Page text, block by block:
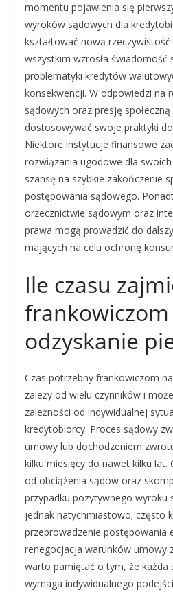
momentu pojawienia się
wyroków sądowych dla
kształtować nową rzeczywistość
wszystkim wzrosła świadomość
problematyki kredytów
konsekwencji. W odpowiedzi na
sądowych oraz presję społeczną
dostosowywać swoje praktyki
Niektóre instytucje finansowe
rozwiązania ugodowe dla
szansę na szybkie zakończenie
postępowania sądowego.
orzecznictwie sądowym oraz
prawa mogą prowadzić do
mających na celu ochronę
Ile czasu
frankowiczom
odzyskanie
Czas potrzebny frankowiczom
zależy od wielu czynników i
zależności od indywidualnej
kredytobiorcy. Proces sądowy
umowy lub dochodzeniem
kilku miesięcy do nawet kilku lat.
od obciążenia sądów oraz
przypadku pozytywnego wyroku
jednak natychmiastowo; często
przeprowadzenie postępowania
renegocjacja warunków umowy
warto pamiętać o tym, że każda
wymaga indywidualnego